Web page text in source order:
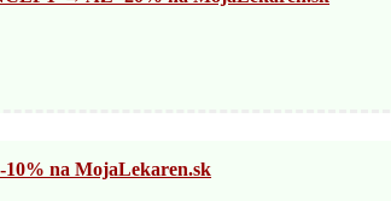
na MojaLekaren.sk